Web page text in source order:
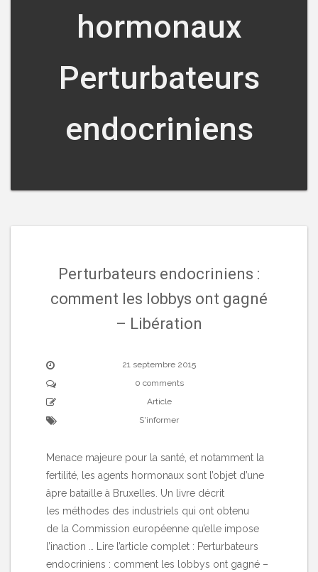
hormonaux
Perturbateurs
endocriniens
Perturbateurs endocriniens :
comment les lobbys ont gagné
– Libération
21 septembre 2015
0 comments
Article
S'informer
Menace majeure pour la santé, et notamment la
fertilité, les agents hormonaux sont l’objet d’une
âpre bataille à Bruxelles. Un livre décrit
les méthodes des industriels qui ont obtenu
de la Commission européenne qu’elle impose
l’inaction … Lire l’article complet : Perturbateurs
endocriniens : comment les lobbys ont gagné –